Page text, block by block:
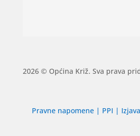
2026 © Općina Križ. Sva prava
Pravne napomene | PPI |